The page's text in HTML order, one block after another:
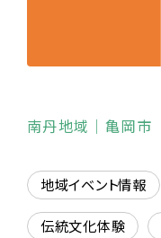
南丹地域 ｜亀岡市
地域イベント情報
伝統文化体験